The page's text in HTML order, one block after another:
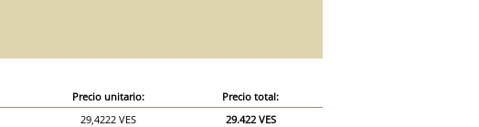
Precio unitario:
Precio total:
29,4222 VES
29.422 VES